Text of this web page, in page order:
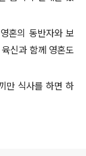
혼의 동반자와 보
신과 함께 영혼도
만 식사를 하면 하